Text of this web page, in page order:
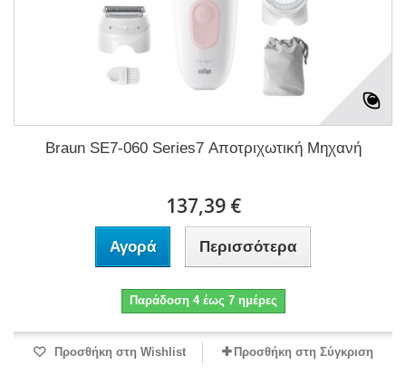
Braun SE7-060 Series7 Αποτριχωτική Μηχανή
137,39 €
Αγορά Περισσότερα
Παράδοση 4 έως 7 ημέρες
Προσθήκη στη Wishlist Προσθήκη στη Σύγκριση